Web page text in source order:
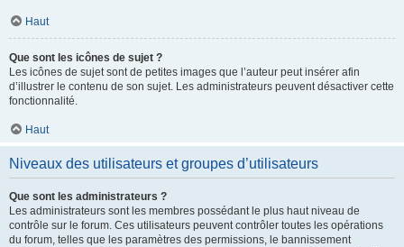
Haut
Que sont les icônes de sujet ?
Les icônes de sujet sont de petites images que l’auteur peut insérer afin
d’illustrer le contenu de son sujet. Les administrateurs peuvent désactiver cette
fonctionnalité.
Haut
Niveaux des utilisateurs et groupes d’utilisateurs
Que sont les administrateurs ?
Les administrateurs sont les membres possédant le plus haut niveau de
contrôle sur le forum. Ces utilisateurs peuvent contrôler toutes les opérations
du forum, telles que les paramètres des permissions, le bannissement